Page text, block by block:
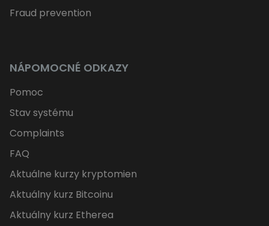
Fraud prevention
NÁPOMOCNÉ ODKAZY
Pomoc
Stav systému
Complaints
FAQ
Aktuálne kurzy kryptomien
Aktuálny kurz Bitcoinu
Aktuálny kurz Etherea